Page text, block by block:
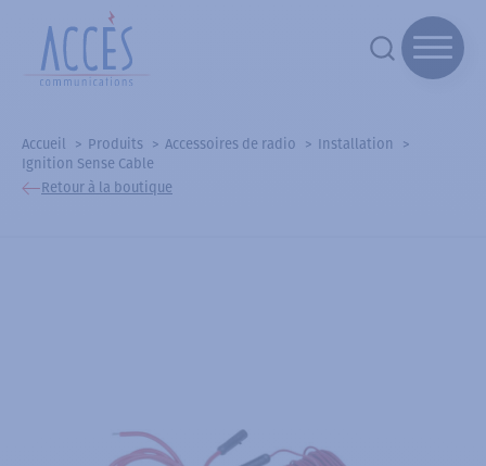
Accueil Produits Accessoires de radio
Installation
Ignition Sense Cable
Retour à la boutique